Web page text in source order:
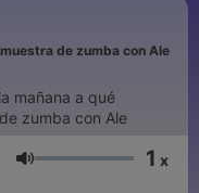
de zumba con Ale
mañana a qué
zumba con Ale
Głośność 1 x